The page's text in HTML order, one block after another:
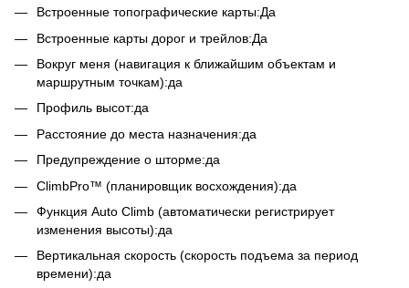
Встроенные топографические карты:Да
Встроенные карты дорог и трейлов:Да
Вокруг меня (навигация к ближайшим объектам и
маршрутным точкам):да
Профиль высот:да
Расстояние до места назначения:да
Предупреждение о шторме:да
ClimbPro™ (планировщик восхождения):да
Функция Auto Climb (автоматически регистрирует
изменения высоты):да
Вертикальная скорость (скорость подъема за период
времени):да